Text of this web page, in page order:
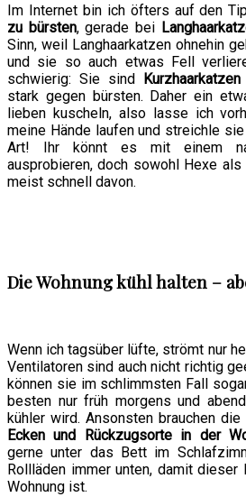
Im Internet bin ich öfters auf den
zu bürsten, gerade bei
Sinn, weil Langhaarkatzen ohnehin
und sie so auch etwas Fell
schwierig: Sie sind Kurzhaarkatzen
stark gegen bürsten. Daher ein
lieben kuscheln, also lasse ich
meine Hände laufen und streichle
Art! Ihr könnt es mit einem
ausprobieren, doch sowohl Hexe als
meist schnell davon.
Die Wohnung kühl halten –
Wenn ich tagsüber lüfte, strömt nur
Ventilatoren sind auch nicht richtig
können sie im schlimmsten Fall
besten nur früh morgens und
kühler wird. Ansonsten brauchen
Ecken und Rückzugsorte in der
gerne unter das Bett im
Rollläden immer unten, damit
Wohnung ist.